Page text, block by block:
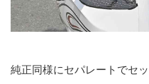
純正同様にセパレートでセ